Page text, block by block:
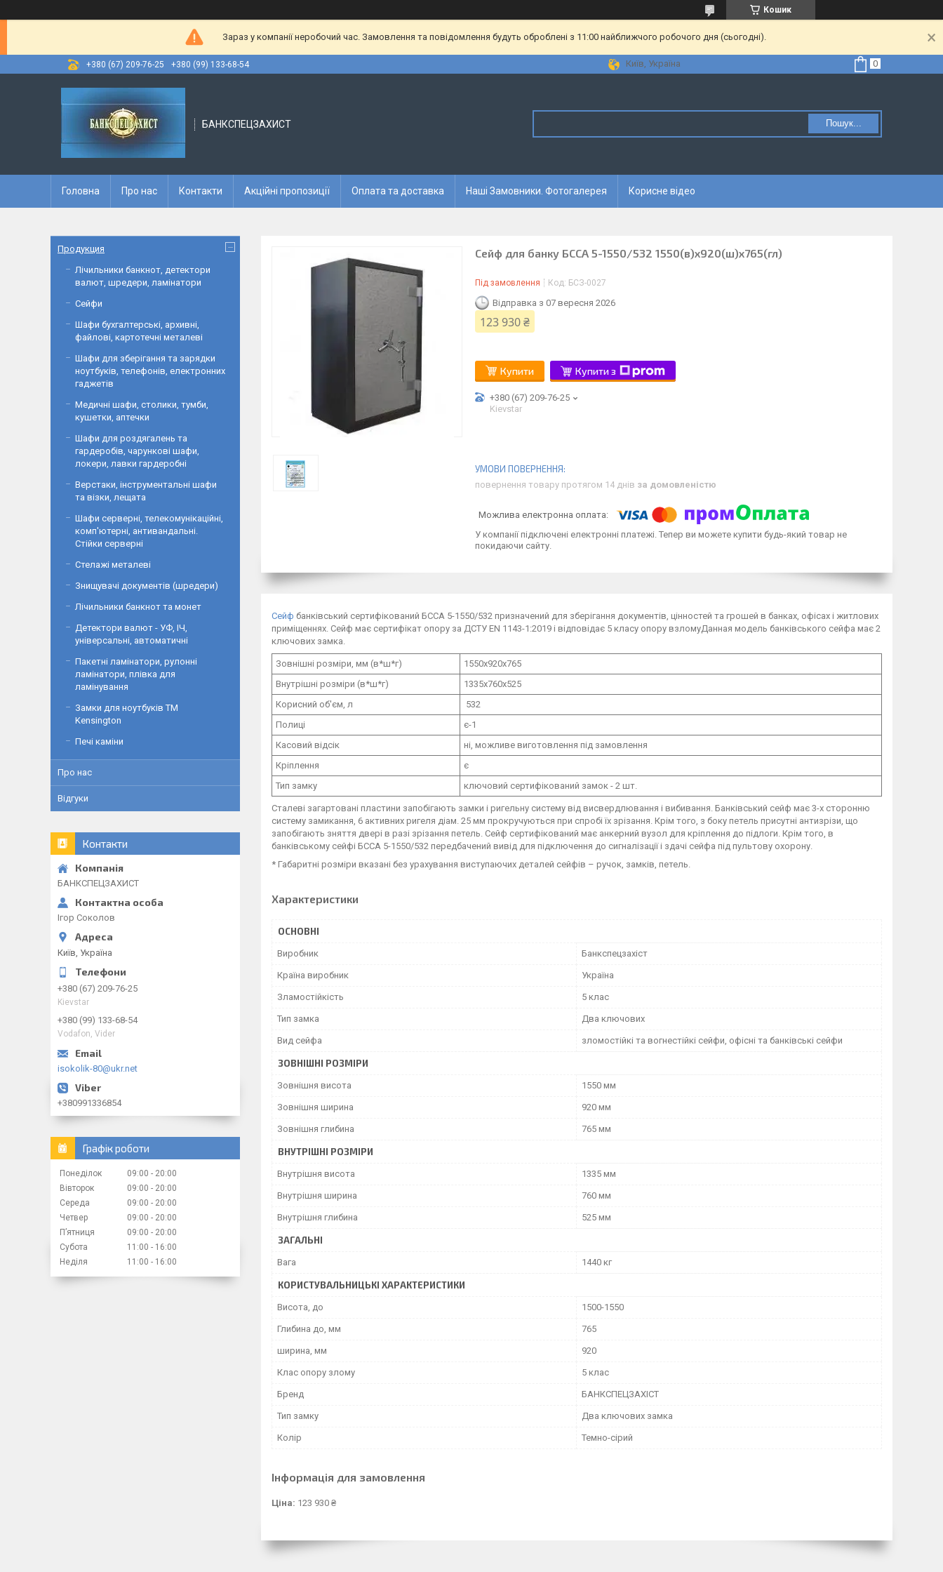
Кошик
Зараз у компанії неробочий час. Замовлення та повідомлення будуть оброблені з 11:00 найближчого робочого дня (сьогодні).
+380 (67) 209-76-25 +380 (99) 133-68-54 Київ, Україна
БАНКСПЕЦЗАХИСТ Пошук...
Головна Про нас Контакти Акційні пропозиції Оплата та доставка Наші Замовники. Фотогалерея Корисне відео
Сейф для банку БССА 5-1550/532 1550(в)х920(ш)х765(гл)
Під замовлення Код: БСЗ-0027
Відправка з 07 вересня 2026
123 930 ₴
Купити Купити з
+380 (67) 209-76-25
Kievstar
повернення товару протягом 14 днів за домовленістю
У компанії підключені електронні платежі. Тепер ви можете купити будь-який товар не
покидаючи сайту.
Сейф банківський сертифікований БССА 5-1550/532 призначений для зберігання документів, цінностей та грошей в банках, офісах і житлових
приміщеннях. Сейф має сертифікат опору за ДСТУ ЕN 1143-1:2019 і відповідає 5 класу опору взломуДанная модель банківського сейфа має 2
ключових замка.
Зовнішні розміри, мм (в*ш*г)
1550х920х765
Внутрішні розміри (в*ш*г)
1335х760х525
Корисний об'єм, л
532
Полиці
є-1
Касовий відсік
ні, можливе виготовлення під замовлення
Кріплення
є
Тип замку
ключовий сертифікований замок - 2 шт.
Сталеві загартовані пластини запобігають замки і ригельну систему від висвердлювання і вибивання. Банківський сейф має 3-х сторонню
систему замикання, 6 активних ригеля діам. 25 мм прокручуються при спробі їх зрізання. Крім того, з боку петель присутні антизрізи, що
запобігають зняття двері в разі зрізання петель. Сейф сертифікований має анкерний вузол для кріплення до підлоги. Крім того, в
банківському сейфі БССА 5-1550/532 передбачений вивід для підключення до сигналізації і здачі сейфа під пультову охорону.
* Габаритні розміри вказані без урахування виступаючих деталей сейфів – ручок, замків, петель.
Характеристики
ОСНОВНІ
Виробник Банкспецзахіст
Країна виробник Україна
Зламостійкість 5 клас
Тип замка Два ключових
Вид сейфа зломостійкі та вогнестійкі сейфи, офісні та банківські сейфи
ЗОВНІШНІ РОЗМІРИ
Зовнішня висота 1550 мм
Зовнішня ширина 920 мм
Зовнішня глибина 765 мм
ВНУТРІШНІ РОЗМІРИ
Внутрішня висота 1335 мм
Внутрішня ширина 760 мм
Внутрішня глибина 525 мм
ЗАГАЛЬНІ
Вага 1440 кг
КОРИСТУВАЛЬНИЦЬКІ ХАРАКТЕРИСТИКИ
Висота, до 1500-1550
Глибина до, мм 765
ширина, мм 920
Клас опору злому 5 клас
Бренд БАНКСПЕЦЗАХІСТ
Тип замку Два ключових замка
Колір Темно-сірий
Інформація для замовлення
Ціна: 123 930 ₴
Продукция
Лічильники банкнот, детектори
валют, шредери, ламінатори
Сейфи
Шафи бухгалтерські, архивні,
файлові, картотечні металеві
Шафи для зберігання та зарядки
ноутбуків, телефонів, електронних
гаджетів
Медичні шафи, столики, тумби,
кушетки, аптечки
Шафи для роздягалень та
гардеробів, чарункові шафи,
локери, лавки гардеробні
Верстаки, інструментальні шафи
та візки, лещата
Шафи серверні, телекомунікаційні,
комп'ютерні, антивандальні.
Стійки серверні
Стелажі металеві
Знищувачі документів (шредери)
Лічильники банкнот та монет
Детектори валют - УФ, ІЧ,
універсальні, автоматичні
Пакетні ламінатори, рулонні
ламінатори, плівка для
ламінування
Замки для ноутбуків ТМ
Kensington
Печі каміни
Про нас
Відгуки
Контакти
БАНКСПЕЦЗАХИСТ
Ігор Соколов
Київ, Україна
+380 (67) 209-76-25
Kievstar
+380 (99) 133-68-54
Vodafon, Vider
isokolik-80@ukr.net
+380991336854
Графік роботи
Понеділок 09:00
20:00
Вівторок
09:00
20:00
Середа
09:00
20:00
Четвер
09:00
20:00
Пʼятниця
09:00
20:00
Субота
11:00
16:00
Неділя
11:00 16:00